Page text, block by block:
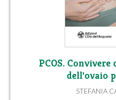
PCOS.
dell'ovaio
STEFANIA